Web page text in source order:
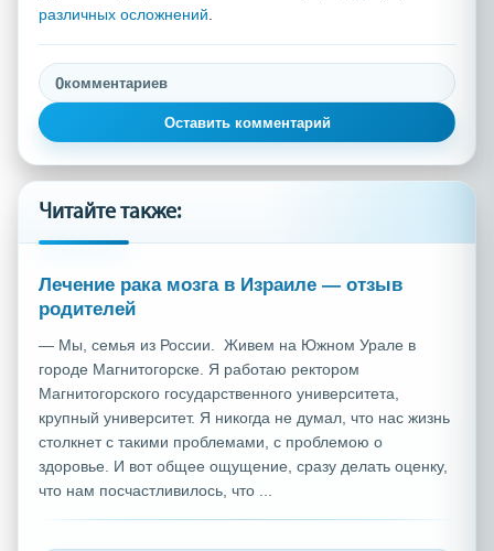
различных осложнений
0комментариев
Оставить комментарий
Читайте также:
Лечение рака мозга в Израиле — отзыв
родителей
— Мы, семья из России. Живем на Южном Урале в
городе Магнитогорске. Я работаю ректором
Магнитогорского государственного университета,
крупный университет. Я никогда не думал, что нас жизнь
столкнет с такими проблемами, с проблемою о
здоровье. И вот общее ощущение, сразу делать оценку,
что нам посчастливилось, что ...